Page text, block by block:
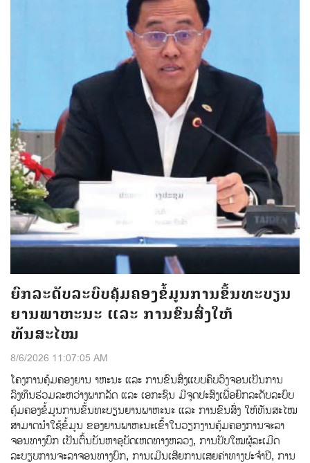
ຍົກລະດັບລະບົບຄຸ້ມຄອງຂໍ້ມູນການຂຶ້ນທະບຽນ
ຍານພາຫະນະ ແລະ ການຂົນສົ່ງໃຫ້
ທັນສະໄໝ
8/6/2026 11:07:05 AM
ໂຄງການຄຸ້ມຄອງຍານ າຫະນະ ແລະ ການຂົນສົ່ງແບບຄົບວົງຈອນເປັນການ
ລົງທຶນຮ່ວມລະຫວ່າງພາກລັດ ແລະ ເອກະຊົນ ມີຈຸດປະສົງເພື່ອຍົກລະດັບລະບົບ
ຄຸ້ມຄອງຂ້ໍມູນການຂ້ຶນທະບຽນຍານພາຫະນະ ແລະ ການຂົນສ່ົງ ໃຫ້ທັນສະໄໝ
ສາມາດນຳໃຊ້ຂໍ້ມູນ ຂອງຍານພາຫະນະເຂົ້າໃນວຽກງານຄຸ້ມຄອງການຈະລາ
ຈອນທາງບົກ ເປັນຕົ້ນບັນຫາອຸບັດເຫດທາງຫລວງ, ການປັບໃໝຜູ້ລະເມີດ
ລະບຽບການຈະລາຈອນທາງບົກ, ການເມີນເສີຍການເສຍຄ່າທາງປະຈຳປີ, ການ